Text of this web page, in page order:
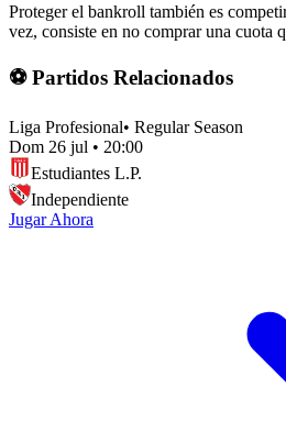
Proteger el bankroll también es
vez, consiste en no comprar una cuota
⚽ Partidos Relacionados
Liga Profesional• Regular Season
Dom 26 jul • 20:00
Estudiantes L.P.
Independiente
Jugar Ahora